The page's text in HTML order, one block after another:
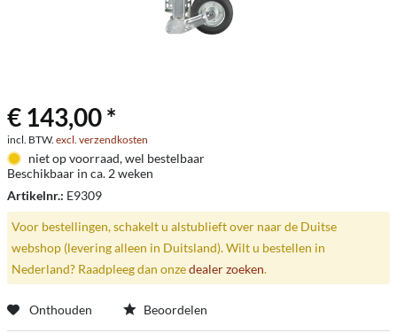
€ 143,00 *
incl. BTW. excl. verzendkosten
niet op voorraad, wel bestelbaar
Beschikbaar in ca. 2 weken
Artikelnr.: E9309
Voor bestellingen, schakelt u alstublieft over naar de Duitse
webshop (levering alleen in Duitsland). Wilt u bestellen in
Nederland? Raadpleeg dan onzedealer zoeken.
Onthouden Beoordelen